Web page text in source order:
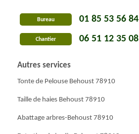
Bureau 01 85 53 56 84
Chantier 06 51 12 35 08
Autres services
Tonte de Pelouse Behoust 78910
Taille de haies Behoust 78910
Abattage arbres-Behoust 78910